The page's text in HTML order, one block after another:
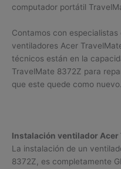
computador portátil
Contamos con
ventiladores Acer
técnicos están en la
TravelMate 8372Z para
que este quede como nuevo.
Instalación ventilador Acer
La instalación de un
8372Z, es completamente